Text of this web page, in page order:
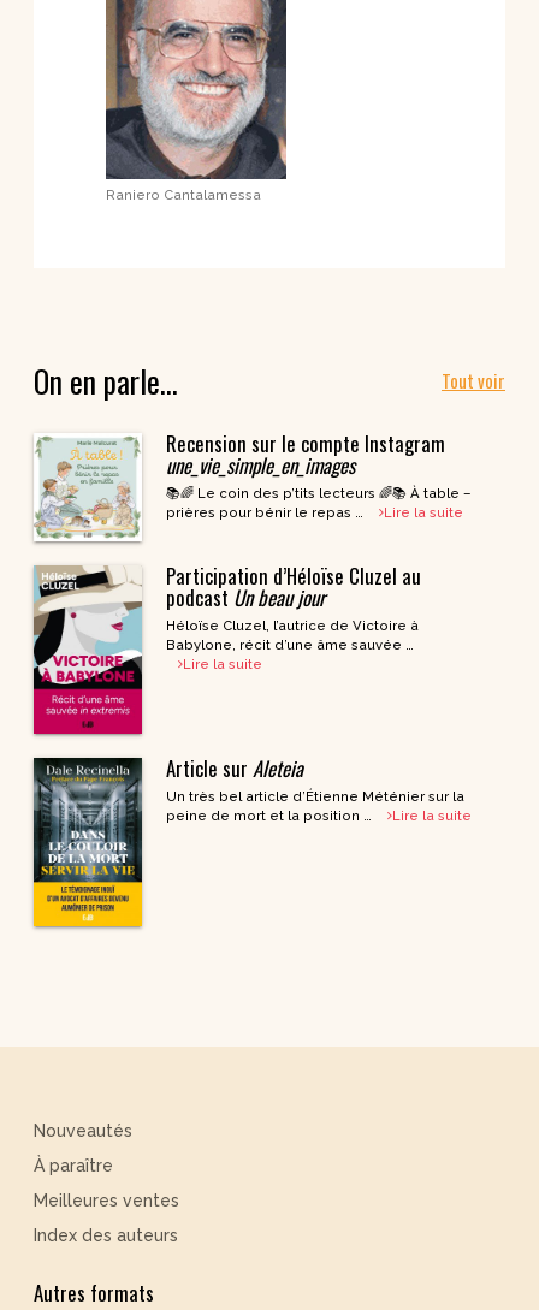
Raniero Cantalamessa
On en parle… Tout voir
Recension sur le compte Instagram
une_vie_simple_en_images
📚🌈 Le coin des p’tits lecteurs 🌈📚 À table –
prières pour bénir le repas …
Lire la suite
Participation d’Héloïse Cluzel au
podcast Un beau jour
Héloïse Cluzel, l’autrice de Victoire à
Babylone, récit d’une âme sauvée …
Lire la suite
Article sur Aleteia
Un très bel article d’Étienne Méténier sur la
peine de mort et la position …
Lire la suite
Nouveautés
À paraître
Meilleures ventes
Index des auteurs
Autres formats